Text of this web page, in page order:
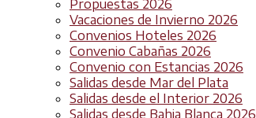
Propuestas 2026
Vacaciones de Invierno 2026
Convenios Hoteles 2026
Convenio Cabañas 2026
Convenio con Estancias 2026
Salidas desde Mar del Plata
Salidas desde el Interior 2026
Salidas desde Bahia Blanca 2026